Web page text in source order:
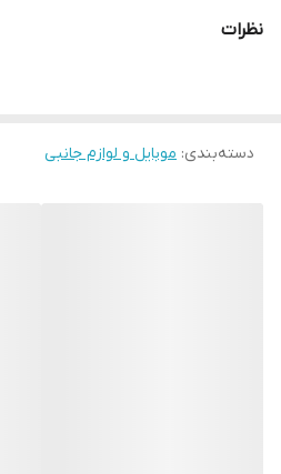
قابل استفاده در تمامی گوشی ها و
نظرات
دسته‌بندی: موبایل و لوازم جانبی